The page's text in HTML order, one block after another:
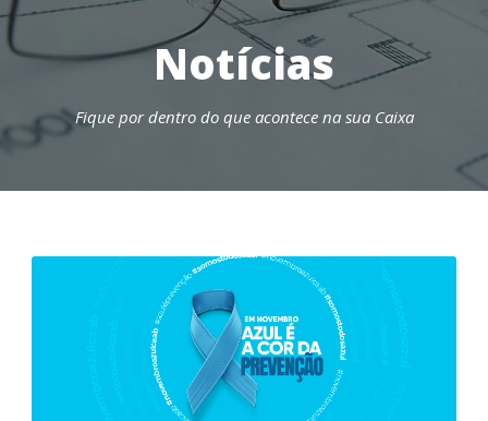
Notícias
Fique por dentro do que acontece na sua Caixa